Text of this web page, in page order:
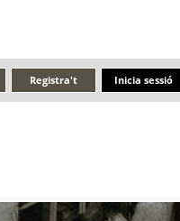
Inicia sessió
Registra't